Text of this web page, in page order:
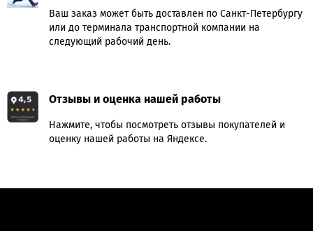
Ваш заказ может быть доставлен по Санкт-Петербургу
или до терминала транспортной компании на
следующий рабочий день.
Отзывы и оценка нашей работы
Нажмите, чтобы посмотреть отзывы покупателей и
оценку нашей работы на Яндексе.